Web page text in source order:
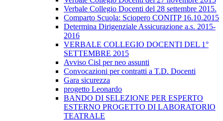
Verbale Collegio Docenti del 28 settembre 2015.
Comparto Scuola: Sciopero CONITP 16.10.2015
Determina Dirigenziale Assicurazione a.s. 2015-
2016
VERBALE COLLEGIO DOCENTI DEL 1°
SETTEMBRE 2015
Avviso Cisl per neo assunti
Convocazioni per contratti a T.D. Docenti
Gara sicurezza
progetto Leonardo
BANDO DI SELEZIONE PER ESPERTO
ESTERNO PROGETTO DI LABORATORIO
TEATRALE